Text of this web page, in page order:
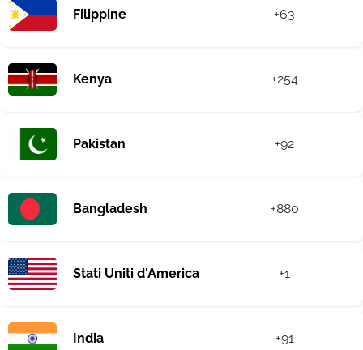
Filippine +63
Kenya +254
Pakistan +92
Bangladesh +880
Stati Uniti d'America +1
India +91